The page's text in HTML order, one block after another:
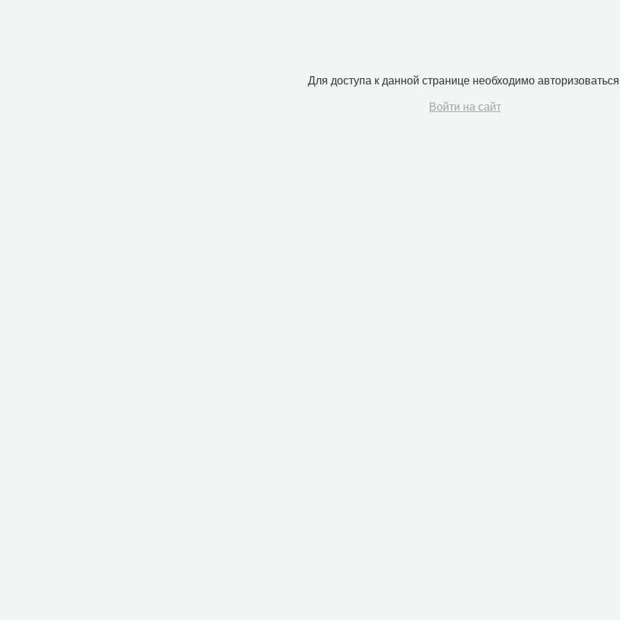
Для доступа к данной странице необходимо
Войти на сайт